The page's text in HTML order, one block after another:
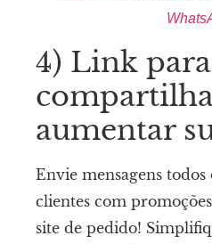
4) Link para
aumentar
Envie mensagens todos
clientes com
site de pedido!